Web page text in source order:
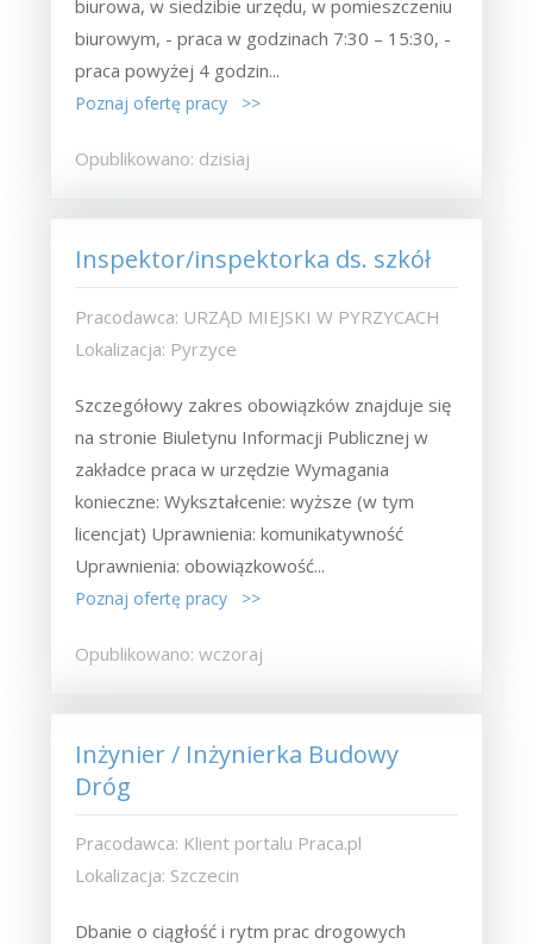
biurowa, w siedzibie urzędu, w pomieszczeniu
biurowym, - praca w godzinach 7:30 – 15:30, -
praca powyżej 4 godzin...
Poznaj ofertę pracy >>
Opublikowano: dzisiaj
Inspektor/inspektorka ds. szkół
Pracodawca: URZĄD MIEJSKI W PYRZYCACH
Lokalizacja: Pyrzyce
Szczegółowy zakres obowiązków znajduje się
na stronie Biuletynu Informacji Publicznej w
zakładce praca w urzędzie Wymagania
konieczne: Wykształcenie: wyższe (w tym
licencjat) Uprawnienia: komunikatywność
Uprawnienia: obowiązkowość...
Poznaj ofertę pracy >>
Opublikowano: wczoraj
Inżynier / Inżynierka Budowy
Dróg
Pracodawca: Klient portalu Praca.pl
Lokalizacja: Szczecin
Dbanie o ciągłość i rytm prac drogowych